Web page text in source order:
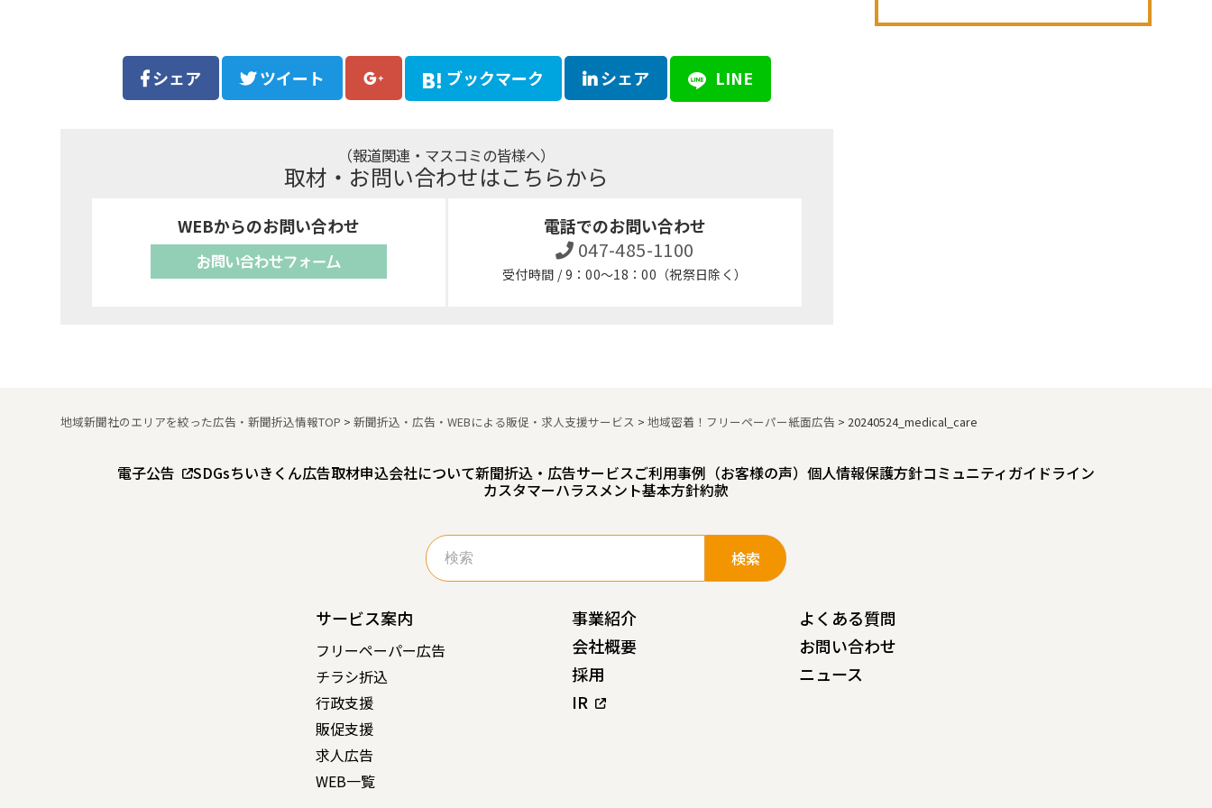
シェア ツイート ブックマーク シェア LINE
（報道関連・マスコミの皆様へ）
取材・お問い合わせはこちらから
WEBからのお問い合わせ
お問い合わせフォーム
電話でのお問い合わせ
047-485-1100
受付時間 / 9：00～18：00（祝祭日除く）
地域新聞社のエリアを絞った広告・新聞折込情報TOP >新聞折込・広告・WEBによる販促・求人支援サービス >地域密着！フリーペーパー紙面広告 > 20240524_medical_care
電子公告 SDGsちいきくん広告取材申込会社について新聞折込・広告サービスご利用事例（お客様の声） 個人情報保護方針コミュニティガイドライン
カスタマーハラスメント基本方針約款
検
索:
サービス案内
フリーペーパー広告
チラシ折込
行政支援
販促支援
求人広告
WEB一覧
事業紹介
会社概要
採用
IR
よくある質問
お問い合わせ
ニュース